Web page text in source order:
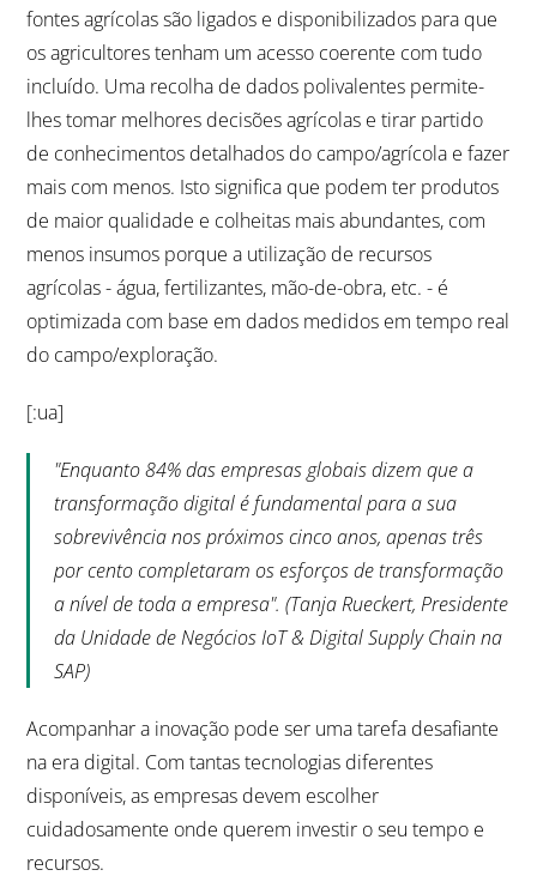
fontes agrícolas são ligados e disponibilizados para que
os agricultores tenham um acesso coerente com tudo
incluído. Uma recolha de dados polivalentes permite-
lhes tomar melhores decisões agrícolas e tirar partido
de conhecimentos detalhados do campo/agrícola e fazer
mais com menos. Isto significa que podem ter produtos
de maior qualidade e colheitas mais abundantes, com
menos insumos porque a utilização de recursos
agrícolas - água, fertilizantes, mão-de-obra, etc. - é
optimizada com base em dados medidos em tempo real
do campo/exploração.
[:ua]
"Enquanto 84% das empresas globais dizem que a
transformação digital é fundamental para a sua
sobrevivência nos próximos cinco anos, apenas três
por cento completaram os esforços de transformação
a nível de toda a empresa". (Tanja Rueckert, Presidente
da Unidade de Negócios IoT & Digital Supply Chain na
SAP)
Acompanhar a inovação pode ser uma tarefa desafiante
na era digital. Com tantas tecnologias diferentes
disponíveis, as empresas devem escolher
cuidadosamente onde querem investir o seu tempo e
recursos.